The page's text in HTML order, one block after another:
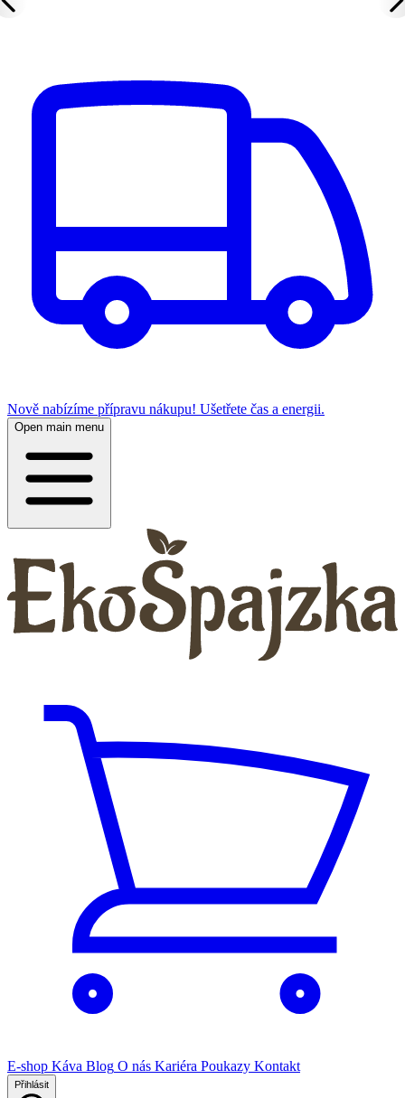
Nově nabízíme přípravu nákupu! Ušetřete čas a energii.
Open main menu
E-shop Káva Blog O nás Kariéra Poukazy Kontakt
Přihlásit